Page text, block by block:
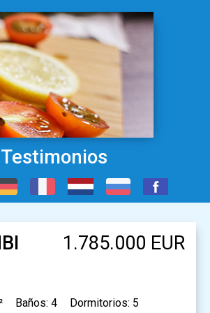
Testimonios
1.785.000 EUR
Baños: 4 Dormitorios: 5